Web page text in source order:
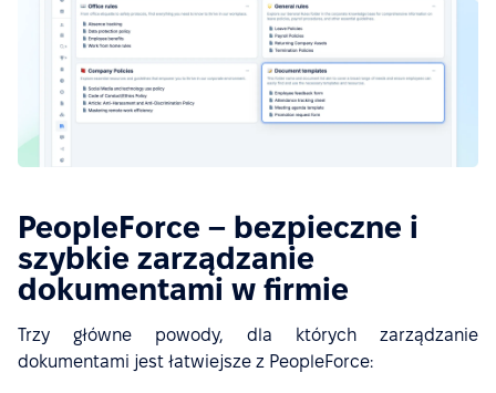
PeopleForce – bezpieczne i
szybkie zarządzanie
dokumentami w firmie
Trzy główne powody, dla których zarządzanie
dokumentami jest łatwiejsze z PeopleForce: